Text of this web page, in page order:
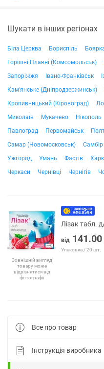
Шукати в інших регіонах
Біла Церква Бориспіль
Горішні Плавні (Комсомольськ)
Запоріжжя
Івано-Франківськ
Кам'янське (Дніпродзержинськ)
Кропивницький (Кіровоград)
Миколаїв
Мукачево Нікополь
Павлоград
Первомайськ
Самар (Новомосковськ)
Самбір
Ужгород
Умань Фастів
Черкаси
Чернівці Чернігів
Зовнішній вигляд
товару може
відрізнятися від
фотографії
Лізак табл.
від 141.00
Упаковка / 20 шт.
Все про товар
Інструкція виробника